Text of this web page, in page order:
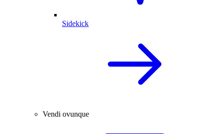
Sidekick
Vendi ovunque